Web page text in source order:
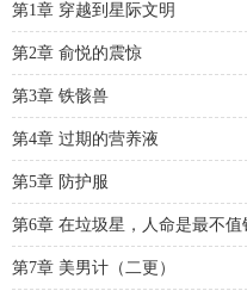
第1章 穿越到星际文明
第2章 俞悦的震惊
第3章 铁骸兽
第4章 过期的营养液
第5章 防护服
第6章 在垃圾星，人命是最不值
第7章 美男计（二更）